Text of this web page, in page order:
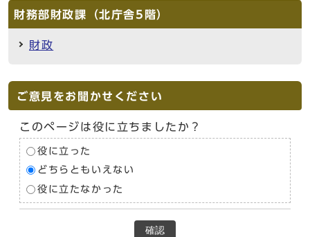
財務部財政課（北庁舎5階）
財政
ご意見をお聞かせください
このページは役に立ちましたか？
役に立った
どちらともいえない
役に立たなかった
確認